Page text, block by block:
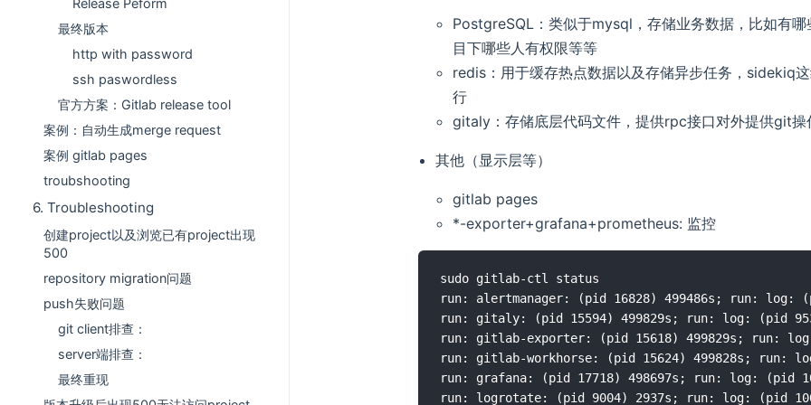
最终版本
http with password
ssh paswordless
官方方案：Gitlab release tool
案例：自动生成merge request
案例 gitlab pages
troubshooting
6. Troubleshooting
创建project以及浏览已有project出现
500
repository migration问题
push失败问题
git client排查：
server端排查：
最终重现
PostgreSQL：类似于mysql，存储业务数据，比如有
目下哪些人有权限等等
redis：用于缓存热点数据以及存储异步任务，sidekiq
行
gitaly：存储底层代码文件，提供rpc接口对外提供git操
其他（显示层等）
gitlab pages
*-exporter+grafana+prometheus: 监控
sudo gitlab-ctl status
run: alertmanager: (pid 16828) 499486s; run: log:
run: gitaly: (pid 15594) 499829s; run: log: (pid
run: gitlab-exporter: (pid 15618) 499829s; run:
run: gitlab-workhorse: (pid 15624) 499828s; run:
run: grafana: (pid 17718) 498697s; run: log: (pid
run: logrotate: (pid 9004) 2937s; run: log: (pid